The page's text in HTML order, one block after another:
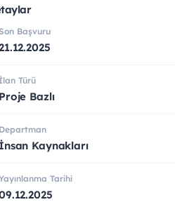
Başvuru
İlan Türü
Proje Bazlı
Departman
İnsan Kaynakları
Tarihi